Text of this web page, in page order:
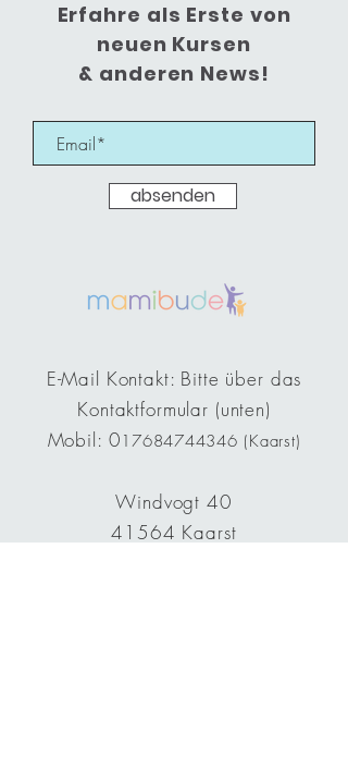
Erfahre als Erste von
neuen Kursen
& anderen News!
absenden
E-Mail Kontakt: Bitte über das
Kontaktformular (unten)
Mobil: 0 17684744346 (Kaarst)
Windvogt 40
41564 Kaarst